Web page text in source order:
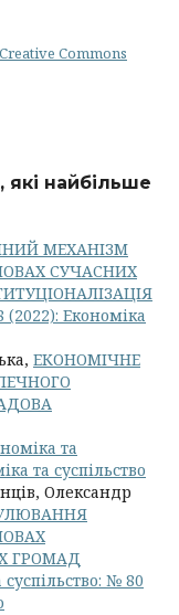
Creative Commons
які найбільше
МЕХАНІЗМ
СУЧАСНИХ
(2022): Економіка
ЕКОНОМІЧНЕ
та
та суспільство
Олександр
ГРОМАД
№ 80